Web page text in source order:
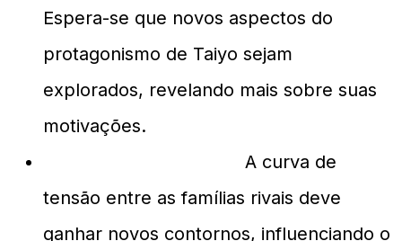
Espera-se que novos aspectos do
protagonismo de Taiyo sejam
explorados, revelando mais sobre suas
motivações.
A curva de
tensão entre as famílias rivais deve
ganhar novos contornos, influenciando o